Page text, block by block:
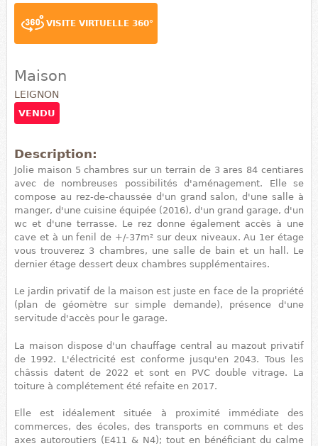
VISITE VIRTUELLE 360°
Maison
LEIGNON
VENDU
Description:
Jolie maison 5 chambres sur un terrain de 3 ares 84 centiares
avec de nombreuses possibilités d'aménagement. Elle se
compose au rez-de-chaussée d'un grand salon, d'une salle à
manger, d'une cuisine équipée (2016), d'un grand garage, d'un
wc et d'une terrasse. Le rez donne également accès à une
cave et à un fenil de +/-37m² sur deux niveaux. Au 1er étage
vous trouverez 3 chambres, une salle de bain et un hall. Le
dernier étage dessert deux chambres supplémentaires.
Le jardin privatif de la maison est juste en face de la propriété
(plan de géomètre sur simple demande), présence d'une
servitude d'accès pour le garage.
La maison dispose d'un chauffage central au mazout privatif
de 1992. L'électricité est conforme jusqu'en 2043. Tous les
châssis datent de 2022 et sont en PVC double vitrage. La
toiture à complétement été refaite en 2017.
Elle est idéalement située à proximité immédiate des
commerces, des écoles, des transports en communs et des
axes autoroutiers (E411 & N4); tout en bénéficiant du calme